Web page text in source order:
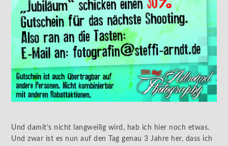
Und damit’s nicht langweilig wird, hab ich hier noch etwas.
Und zwar ist es nun auf den Tag genau 3 Jahre her, dass ich